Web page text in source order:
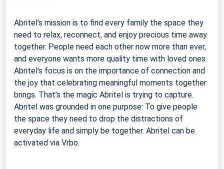
Abritel’s mission is to find every family the space they
need to relax, reconnect, and enjoy precious time away
together. People need each other now more than ever,
and everyone wants more quality time with loved ones.
Abritel's focus is on the importance of connection and
the joy that celebrating meaningful moments together
brings. That’s the magic Abritel is trying to capture.
Abritel was grounded in one purpose: To give people
the space they need to drop the distractions of
everyday life and simply be together. Abritel can be
activated via Vrbo.